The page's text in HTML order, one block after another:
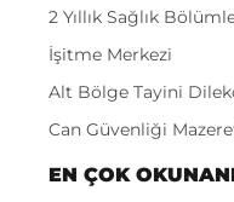
2 Yıllık Sağlık
İşitme Merkezi
Alt Bölge Tayini
Can Güvenliği
EN ÇOK